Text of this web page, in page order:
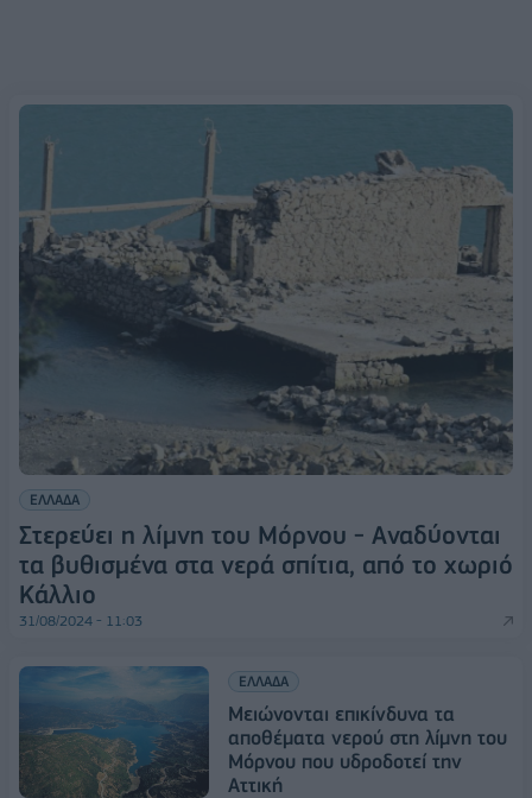
ΕΛΛΑΔΑ
Στερεύει η λίμνη του Μόρνου - Αναδύονται
τα βυθισμένα στα νερά σπίτια, από το χωριό
Κάλλιο
31/08/2024 - 11:03
ΕΛΛΑΔΑ
Mειώνονται επικίνδυνα τα
αποθέματα νερού στη λίμνη του
Μόρνου που υδροδοτεί την
Αττική